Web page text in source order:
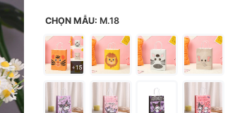
CHỌN MẪU: M.18